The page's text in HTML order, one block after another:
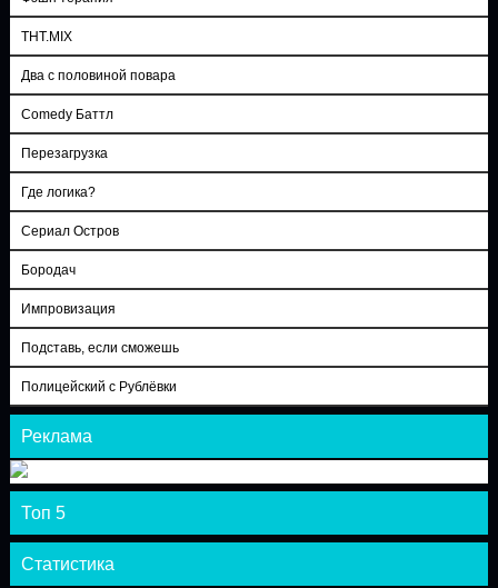
ТНТ.MIX
Два с половиной повара
Comedy Баттл
Перезагрузка
Где логика?
Сериал Остров
Бородач
Импровизация
Подставь, если сможешь
Полицейский с Рублёвки
Реклама
Топ 5
Статистика